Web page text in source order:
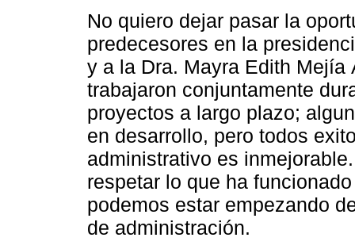
No quiero dejar pasar la
predecesores en la
y a la Dra. Mayra Edith
trabajaron conjuntamente
proyectos a largo plazo;
en desarrollo, pero todos
administrativo es
respetar lo que ha
podemos estar empezando
de administración.